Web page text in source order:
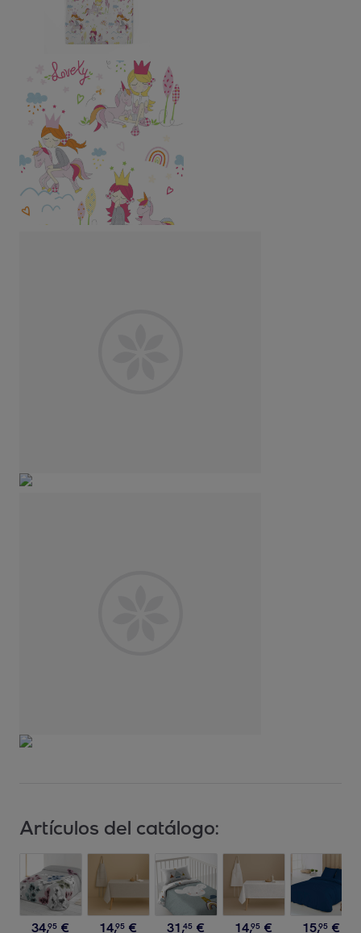
Artículos del catálogo:
34,95 € 14,95 € 31,45 € 14,95 € 15,95 €